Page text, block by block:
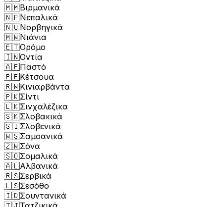
🇲🇲Βιρμανικά
🇳🇵Νεπαλικά
🇳🇴Νορβηγικά
🇲🇼Νιάνια
🇪🇹Ορόμο
🇮🇳Οντία
🇦🇫Παστό
🇵🇪Κέτσουα
🇷🇼Κινιαρβάντα
🇵🇰Σίντι
🇱🇰Σινχαλέζικα
🇸🇰Σλοβακικά
🇸🇮Σλοβενικά
🇼🇸Σαμοανικά
🇿🇼Σόνα
🇸🇴Σομαλικά
🇦🇱Αλβανικά
🇷🇸Σερβικά
🇱🇸Σεσόθο
🇮🇩Σουντανικά